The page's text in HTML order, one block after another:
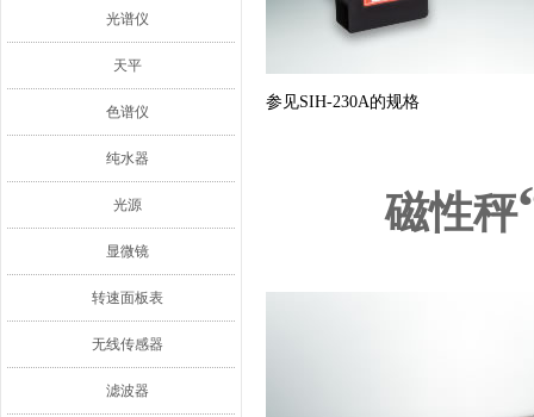
光谱仪
天平
色谱仪
纯水器
光源
显微镜
转速面板表
无线传感器
滤波器
参见SIH-230A的规格
磁性秤